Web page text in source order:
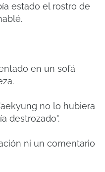
estado el rostro de
en un sofá
no lo hubiera
destrozado".
ni un comentario